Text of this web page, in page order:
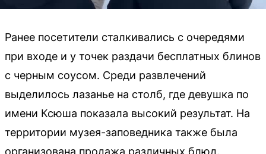
Ранее посетители сталкивались с очередями
при входе и у точек раздачи бесплатных блинов
с черным соусом. Среди развлечений
выделилось лазанье на столб, где девушка по
имени Ксюша показала высокий результат. На
территории музея-заповедника также была
организована продажа различных блюд.